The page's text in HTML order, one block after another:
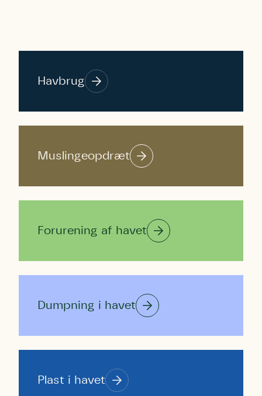
Havbrug
Muslingeopdræt
Forurening af havet
Dumpning i havet
Plast i havet